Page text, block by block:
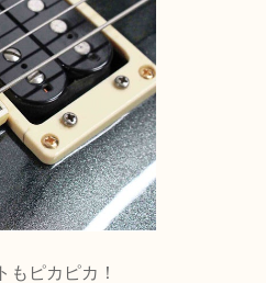
もピカピカ！